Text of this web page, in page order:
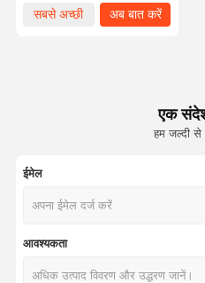
गुणवत्ता नियंत्रण हमसे संपर्क करें
गन ड्रिल
बीटीए ड्रिलिंग
विनिमेय टॉप ड्रिल
सबसे अच्छी
अब बात करें
एक
हम जल्दी से
ईमेल
आवश्यकता